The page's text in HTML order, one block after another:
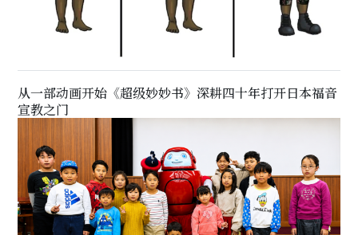
从一部动画开始《超级妙妙书》深耕四十年打开日本福音
宣教之门